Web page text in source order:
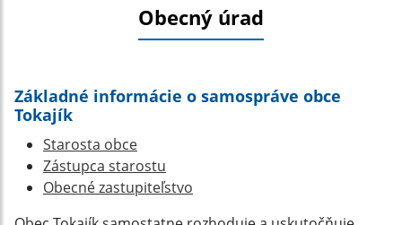
Obecný úrad
Základné informácie o samospráve obce
Tokajík
Starosta obce
Zástupca starostu
Obecné zastupiteľstvo